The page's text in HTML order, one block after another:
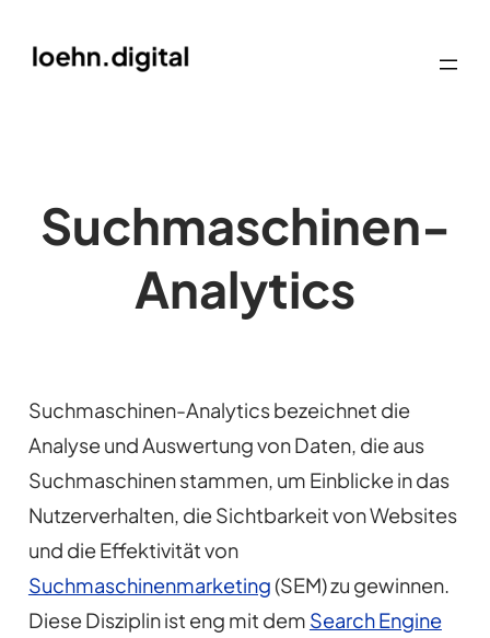
Suchmaschinen-
Analytics
Suchmaschinen-Analytics bezeichnet die
Analyse und Auswertung von Daten, die aus
Suchmaschinen stammen, um Einblicke in das
Nutzerverhalten, die Sichtbarkeit von Websites
und die Effektivität von
Suchmaschinenmarketing (SEM) zu gewinnen.
Diese Disziplin ist eng mit dem Search Engine